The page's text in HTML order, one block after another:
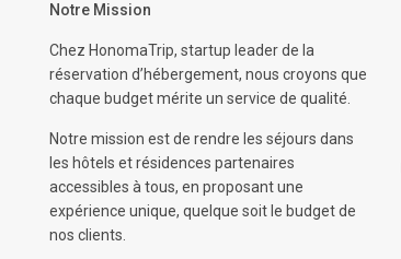
Notre Mission
Chez HonomaTrip, startup leader de la
réservation d’hébergement, nous croyons que
chaque budget mérite un service de qualité.
Notre mission est de rendre les séjours dans
les hôtels et résidences partenaires
accessibles à tous, en proposant une
expérience unique, quelque soit le budget de
nos clients.